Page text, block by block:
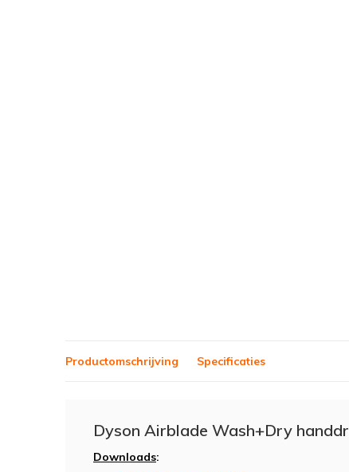
Productomschrijving Specificaties
Dyson Airblade Wash+Dry
Downloads: